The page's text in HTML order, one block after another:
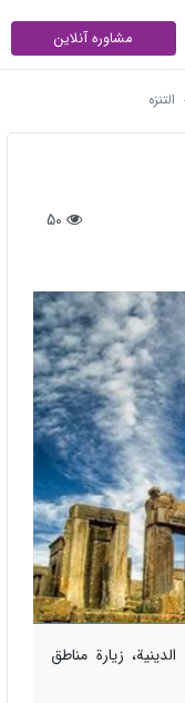
مشاوره آنلاین
التنزه
زيارة مناطق